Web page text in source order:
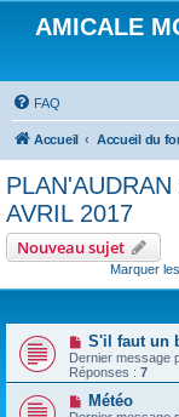
AMICALE
FAQ
Accueil Accueil du
AVRIL 2017
Nouveau sujet
Marquer
S'il faut un
Dernier message
Réponses : 7
Météo